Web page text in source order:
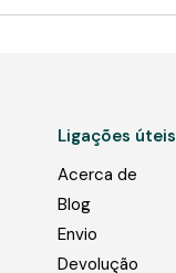
Ligações úteis
Acerca de
Blog
Envio
Devolução